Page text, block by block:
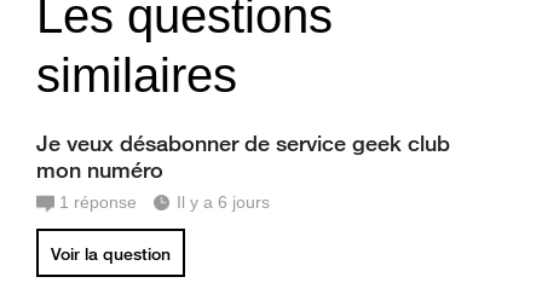
Les questions
similaires
Je veux désabonner de service geek club
mon numéro
1 réponse Il y a 6 jours
Voir la question